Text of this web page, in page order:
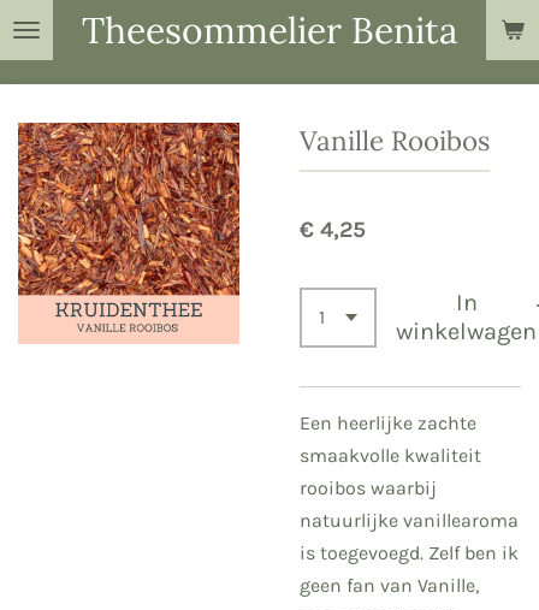
Ga
direct
de
hoofdinhoud
Theesommelier Benita
Vanille Rooibos
€ 4,25
In
winkelwagen
Een heerlijke zachte
smaakvolle kwaliteit
rooibos waarbij
natuurlijke vanillearoma
is toegevoegd. Zelf ben ik
geen fan van Vanille,